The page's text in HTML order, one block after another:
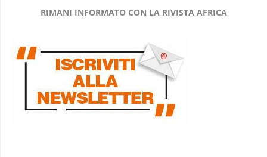
RIMANI INFORMATO CON LA RIVISTA AFRICA